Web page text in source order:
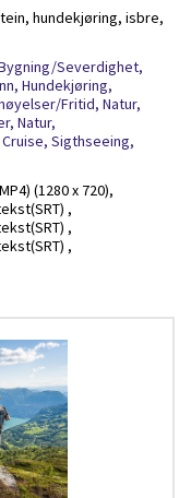
hundekjøring, isbre,
Severdighet,
Hundekjøring,
Fritid, Natur,
Natur,
Sigthseeing,
(1280 x 720),
,
,
,